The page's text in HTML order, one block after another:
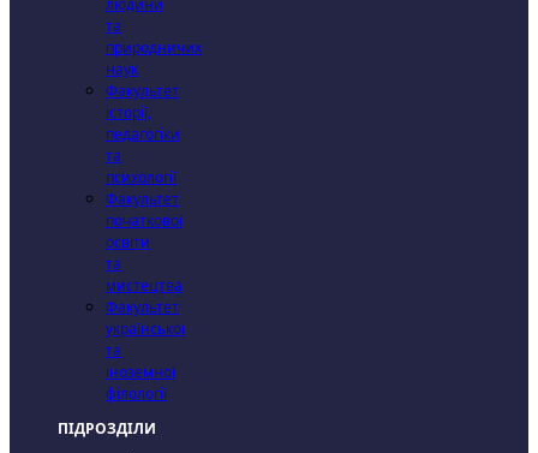
людини
та
природничих
наук
Факультет
історії,
педагогіки
та
психології
Факультет
початкової
освіти
та
мистецтва
Факультет
української
та
іноземної
філології
ПІДРОЗДІЛИ